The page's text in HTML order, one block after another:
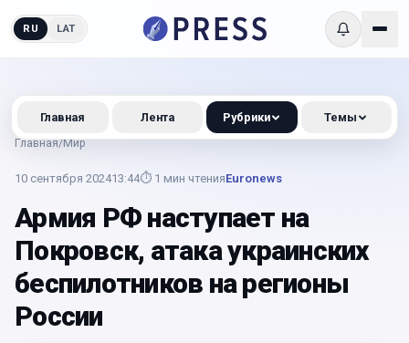
RU LAT
Главная/Мир
10 сентября 202413:44⏱ 1 мин чтенияEuronews
Армия РФ наступает на
Покровск, атака украинских
беспилотников на регионы
России
Главная Лента Рубрики Темы